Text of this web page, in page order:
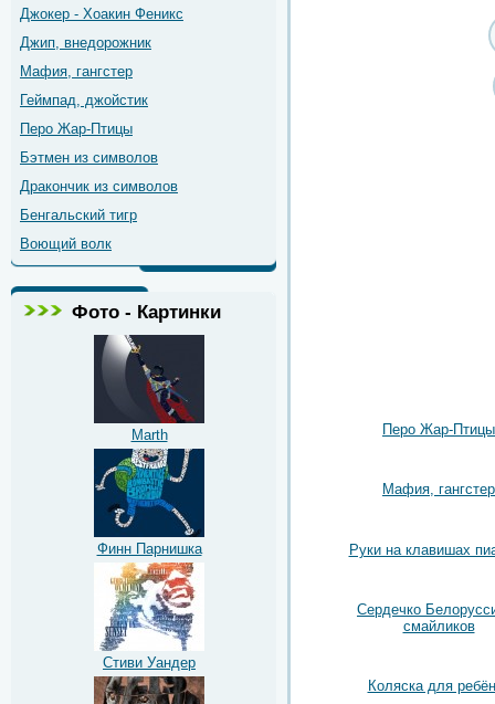
Джокер - Хоакин Феникс
Джип, внедорожник
Мафия, гангстер
Геймпад, джойстик
Перо Жар-Птицы
Бэтмен из символов
Дракончик из символов
Бенгальский тигр
Воющий волк
Фото - Картинки
Marth
Финн Парнишка
Стиви Уандер
Перо Жар-Птицы
Мафия, гангстер
Руки на клавишах
Сердечко
смайликов
Коляска для